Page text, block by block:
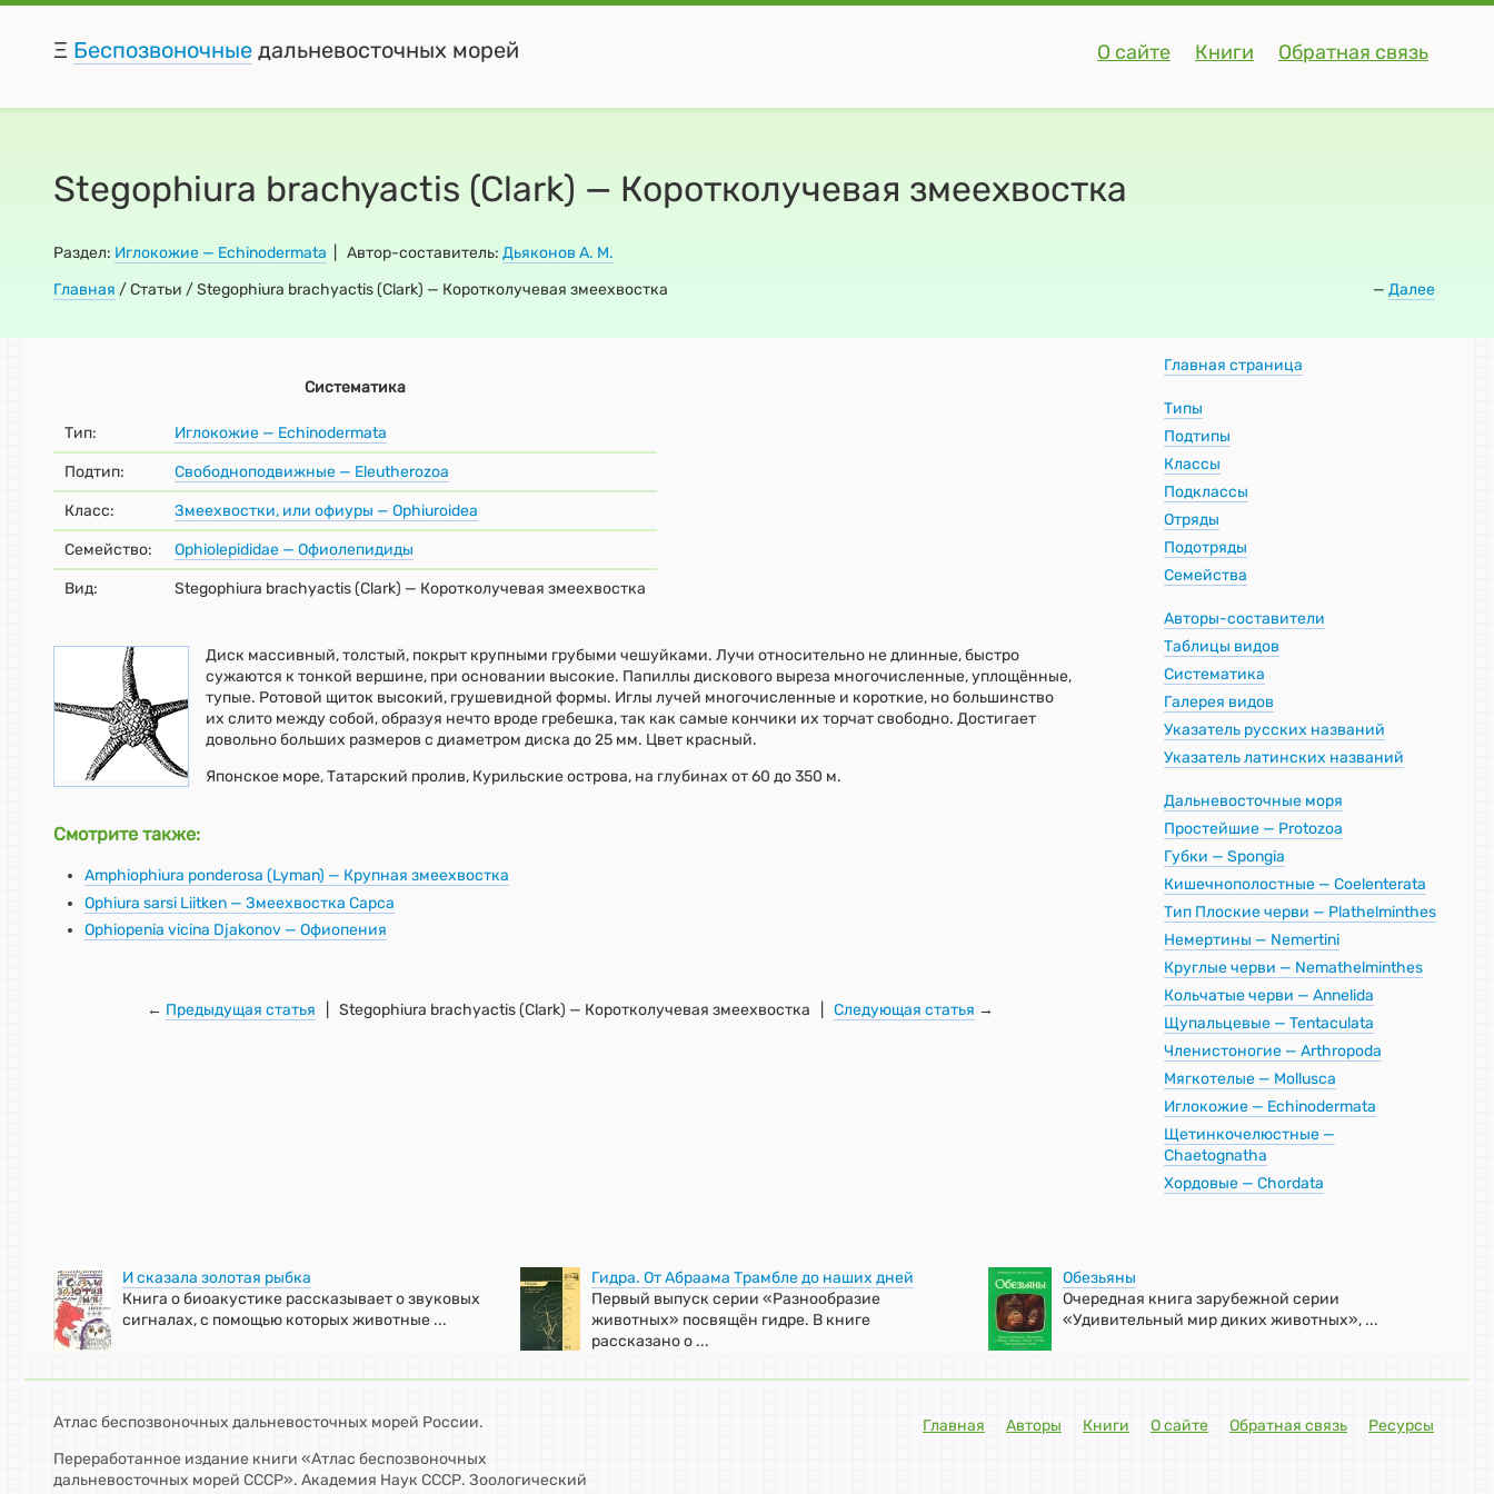
Ξ Беспозвоночные дальневосточных морей О сайте Книги Обратная связь
Stegophiura brachyactis (Clark) — Коротколучевая змеехвостка
Раздел: Иглокожие — Echinodermata | Автор-составитель: Дьяконов А. М.
Главная / — Далее
Статьи / Stegophiura brachyactis (Clark) — Коротколучевая змеехвостка
Систематика
Тип: Иглокожие — Echinodermata
Подтип: Свободноподвижные — Eleutherozoa
Класс: Змеехвостки, или офиуры — Ophiuroidea
Семейство: Ophiolepididae — Офиолепидиды
Вид: Stegophiura brachyactis (Clark) — Коротколучевая змеехвостка
Диск массивный, толстый, покрыт крупными грубыми чешуйками. Лучи относительно не длинные, быстро
сужаются к тонкой вершине, при основании высокие. Папиллы дискового выреза многочисленные, уплощённые,
тупые. Ротовой щиток высокий, грушевидной формы. Иглы лучей многочисленные и короткие, но большинство
их слито между собой, образуя нечто вроде гребешка, так как самые кончики их торчат свободно. Достигает
довольно больших размеров с диаметром диска до 25 мм. Цвет красный.
Японское море, Татарский пролив, Курильские острова, на глубинах от 60 до 350 м.
Смотрите также:
Amphiophiura ponderosa (Lyman) — Крупная змеехвостка
Ophiura sarsi Liitken — Змеехвостка Сарса
Ophiopenia vicina Djakonov — Офиопения
← Предыдущая статья | Stegophiura brachyactis (Clark) — Коротколучевая змеехвостка | Следующая статья →
Главная страница
Типы
Подтипы
Классы
Подклассы
Отряды
Подотряды
Семейства
Авторы-составители
Таблицы видов
Систематика
Галерея видов
Указатель русских названий
Указатель латинских названий
Дальневосточные моря
Простейшие — Protozoa
Губки — Spongia
Кишечнополостные — Coelenterata
Тип Плоские черви — Plathelminthes
Немертины — Nemertini
Круглые черви — Nemathelminthes
Кольчатые черви — Annelida
Щупальцевые — Tentaculata
Членистоногие — Arthropoda
Мягкотелые — Mollusca
Иглокожие — Echinodermata
Щетинкочелюстные —
Chaetognatha
Хордовые — Chordata
И сказала золотая рыбка
Книга о биоакустике рассказывает о звуковых
сигналах, с помощью которых животные ...
Гидра. От Абраама Трамбле до наших дней
Первый выпуск серии «Разнообразие
животных» посвящён гидре. В книге
рассказано о ...
Обезьяны
Очередная книга зарубежной серии
«Удивительный мир диких животных», ...
Атлас беспозвоночных дальневосточных морей России.
Переработанное издание книги «Атлас беспозвоночных
дальневосточных морей СССР». Академия Наук СССР. Зоологический
Главная Авторы Книги О сайте Обратная связь Ресурсы